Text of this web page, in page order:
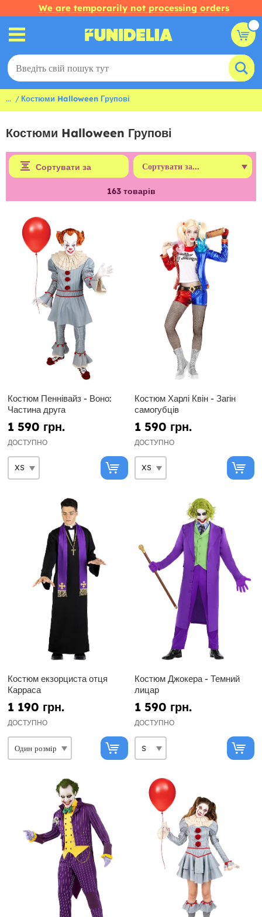
We are temporarily not processing orders
... Костюми Halloween Групові
Костюми Halloween Групові
Сортувати за
163товарів
Костюм Пеннівайз - Воно:
Частина друга
1 590 грн.
ДОСТУПНО
Костюм Харлі Квін - Загін
самогубців
1 590 грн.
ДОСТУПНО
Костюм екзорциста отця
Карраса
1 190 грн.
ДОСТУПНО
Костюм Джокера - Темний
лицар
1 590 грн.
ДОСТУПНО